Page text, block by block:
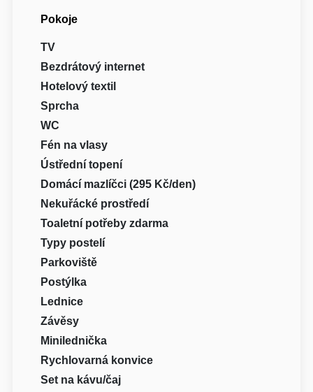
Pokoje
TV
Bezdrátový internet
Hotelový textil
Sprcha
WC
Fén na vlasy
Ústřední topení
Domácí mazlíčci (295 Kč/den)
Nekuřácké prostředí
Toaletní potřeby zdarma
Typy postelí
Parkoviště
Postýlka
Lednice
Závěsy
Minilednička
Rychlovarná konvice
Set na kávu/čaj